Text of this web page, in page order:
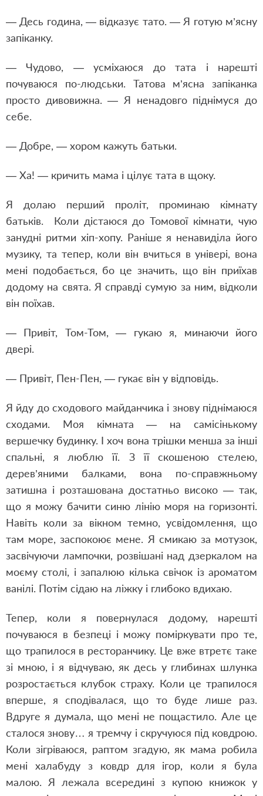
— Десь година, — відказує тато. — Я готую м’ясну
запіканку.
— Чудово, — усміхаюся до тата і нарешті
почуваюся по-людськи. Татова м’ясна запіканка
просто дивовижна. — Я ненадовго піднімуся до
себе.
— Добре, — хором кажуть батьки.
— Ха! — кричить мама і цілує тата в щоку.
Я долаю перший проліт, проминаю кімнату
батьків.
Коли дістаюся до Томової кімнати, чую
занудні ритми хіп-хопу. Раніше я ненавиділа його
музику, та тепер, коли він вчиться в універі, вона
мені подобається, бо це значить, що він приїхав
додому на свята. Я справді сумую за ним, відколи
він поїхав.
— Привіт, Том-Том, — гукаю я, минаючи його
двері.
— Привіт, Пен-Пен, — гукає він у відповідь.
Я йду до сходового майданчика і знову піднімаюся
сходами. Моя кімната — на самісінькому
вершечку будинку. І хоч вона трішки менша за інші
спальні, я люблю її. З її скошеною стелею,
дерев’яними балками, вона по-справжньому
затишна і розташована достатньо високо — так,
що я можу бачити синю лінію моря на горизонті.
Навіть коли за вікном темно, усвідомлення, що
там море, заспокоює мене. Я смикаю за мотузок,
засвічуючи лампочки, розвішані над дзеркалом на
моєму столі, і запалюю кілька свічок із ароматом
ванілі. Потім сідаю на ліжку і глибоко вдихаю.
Тепер, коли я повернулася додому, нарешті
почуваюся в безпеці і можу поміркувати про те,
що трапилося в ресторанчику. Це вже втретє таке
зі мною, і я відчуваю, як десь у глибинах шлунка
розростається клубок страху. Коли це трапилося
вперше, я сподівалася, що то буде лише раз.
Вдруге я думала, що мені не пощастило. Але це
сталося знову… я тремчу і скручуюся під ковдрою.
Коли зігріваюся, раптом згадую, як мама робила
мені халабуду з ковдр для ігор, коли я була
малою. Я лежала всередині з купою книжок у